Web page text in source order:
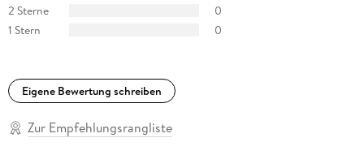
2 Sterne
0
1 Stern
0
Eigene Bewertung schreiben
Zur Empfehlungsrangliste